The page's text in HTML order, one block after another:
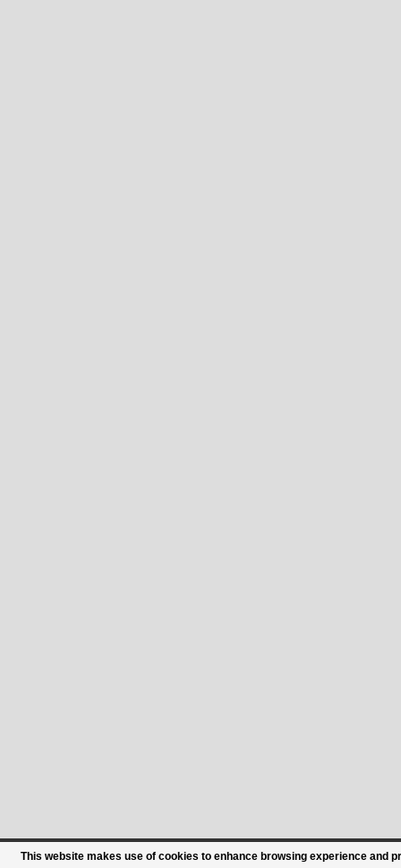
This website makes use of cookies to enhance browsing experience and